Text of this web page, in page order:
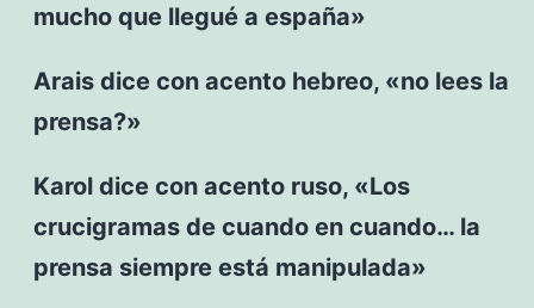
mucho que llegué a españa»
Arais dice con acento hebreo, «no lees la
prensa?»
Karol dice con acento ruso, «Los
crucigramas de cuando en cuando… la
prensa siempre está manipulada»